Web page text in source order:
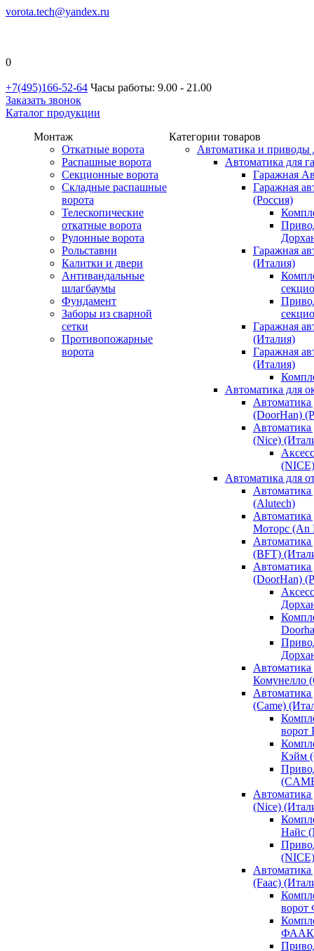
vorota.tech@yandex.ru
0
+7(495)166-52-64 Часы работы: 9.00 - 21.00
Заказать звонок
Каталог продукции
Монтаж
Откатные ворота
Распашные ворота
Секционные ворота
Складные распашные
ворота
Телескопические
откатные ворота
Рулонные ворота
Рольставни
Калитки и двери
Антивандальные
шлагбаумы
Фундамент
Заборы из сварной
сетки
Противопожарные
ворота
Категории товаров
Автоматика и приводы
Автоматика для
Гаражная
Гаражная
(Россия)
Гаражная
(Италия)
Гаражная
(Италия)
Гаражная
(Италия)
Автоматика для
Автоматика
(DoorHan)
Автоматика
(Nice)
(NICE)
Автоматика для
(Alutech)
Моторс (An
(BFT)
Автоматика
(DoorHan)
Автоматика
Комунелло
(Came)
ворот
Кэйм
Автоматика
(Nice)
Найс
(NICE)
(Faac)
ФААК